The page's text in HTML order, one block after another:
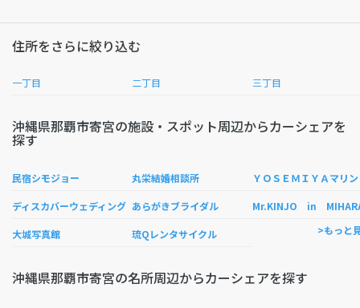
住所をさらに絞り込む
一丁目 二丁目 三丁目
沖縄県那覇市寄宮の施設・スポット周辺からカーシェアを
探す
民宿シモジョー 丸栄結婚相談所 Ｏ
ディスカバーウェディング あらがきブライダル Mr.KINJO in
大城写真館 琉Qレンタサイクル >もっと
沖縄県那覇市寄宮の名所周辺からカーシェアを探す